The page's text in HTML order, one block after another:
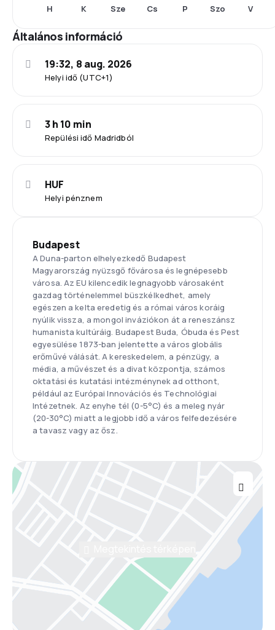
H K Sze Cs P Szo V
Általános információ
Helyi idő (UTC+1)
19:32, 8 aug. 2026
Repülési idő Madridból
3 h 10 min
Helyi pénznem
HUF
Budapest
A Duna-parton elhelyezkedő Budapest
Magyarország nyüzsgő fővárosa és legnépesebb
városa. Az EU kilencedik legnagyobb városaként
gazdag történelemmel büszkélkedhet, amely
egészen a kelta eredetig és a római város koráig
nyúlik vissza, a mongol inváziókon át a reneszánsz
humanista kultúráig. Budapest Buda, Óbuda és Pest
egyesülése 1873-ban jelentette a város globális
erőművé válását. A kereskedelem, a pénzügy, a
média, a művészet és a divat központja, számos
oktatási és kutatási intézménynek ad otthont,
például az Európai Innovációs és Technológiai
Intézetnek. Az enyhe tél (0-5°C) és a meleg nyár
(20-30°C) miatt a legjobb idő a város felfedezésére
a tavasz vagy az ősz.